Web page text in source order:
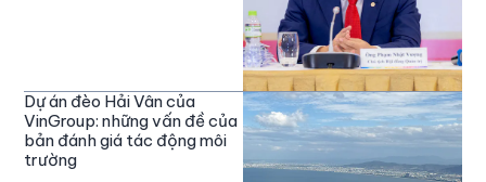
Dự án đèo Hải Vân của
VinGroup: những vấn đề của
bản đánh giá tác động môi
trường